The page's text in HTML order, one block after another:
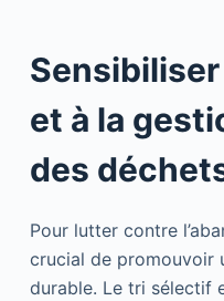
et à la
des
Pour lutter contre
crucial de promouvoir
durable. Le tri sélectif